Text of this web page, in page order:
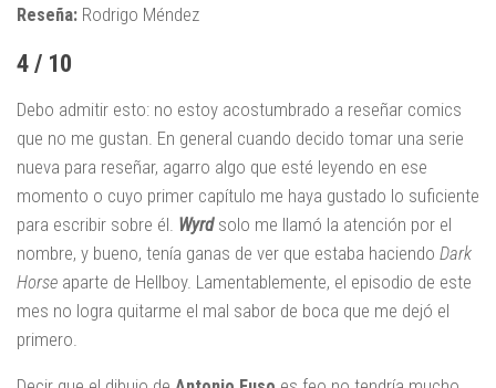
Reseña: Rodrigo Méndez
4 / 10
Debo admitir esto: no estoy acostumbrado a reseñar comics
que no me gustan. En general cuando decido tomar una serie
nueva para reseñar, agarro algo que esté leyendo en ese
momento o cuyo primer capítulo me haya gustado lo suficiente
para escribir sobre él. Wyrdsolo me llamó la atención por el
nombre, y bueno, tenía ganas de ver que estaba haciendo Dark
Horse aparte de Hellboy. Lamentablemente, el episodio de este
mes no logra quitarme el mal sabor de boca que me dejó el
primero.